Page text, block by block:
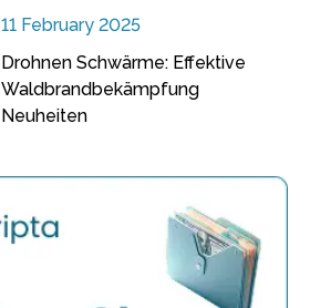
11 February 2025
Drohnen Schwärme: Effektive
Waldbrandbekämpfung
Neuheiten